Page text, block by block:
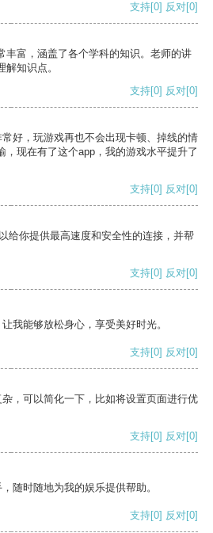
支持[0] 反对[0]
丰富，涵盖了各个学科的知识。老师的讲
知识点。
支持[0] 反对[0]
好，玩游戏再也不会出现卡顿、掉线的情
，现在有了这个app，我的游戏水平提升了
支持[0] 反对[0]
给你提供最高速度和安全性的连接，并帮
支持[0] 反对[0]
我能够放松身心，享受美好时光。
支持[0] 反对[0]
，可以简化一下，比如将设置页面进行优
支持[0] 反对[0]
随时随地为我的娱乐提供帮助。
支持[0] 反对[0]